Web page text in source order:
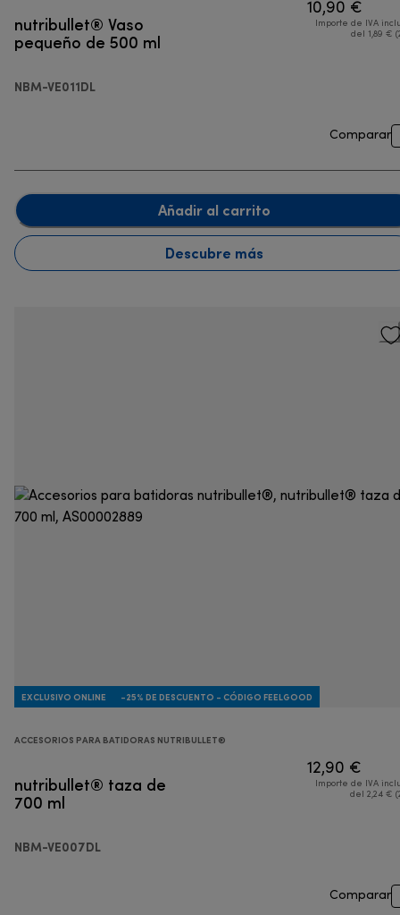
nutribullet® Vaso
pequeño de 500 ml
NBM-VE011DL
10,90 €
Importe de IVA
del 1,89 €
Comparar
Añadir al carrito
Descubre más
EXCLUSIVO ONLINE -25% DE DESCUENTO - CÓDIGO FEELGOOD
ACCESORIOS PARA BATIDORAS NUTRIBULLET®
nutribullet® taza de
700 ml
NBM-VE007DL
12,90 €
Importe de IVA
del 2,24 €
Comparar